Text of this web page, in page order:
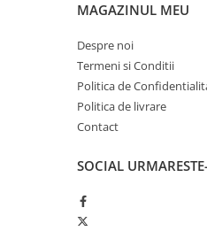
Cearceaf hartie & cearceaf hartie
Hartie igienica
Prosoape hartie pliate
Pungi igienice
Role hartie industriala
Servetele masa & faciale
MAGAZINUL MEU
Despre noi
Termeni si Conditii
Politica de
Politica de livrare
Contact
SOCIAL